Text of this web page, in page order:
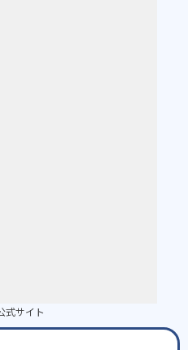
式サイト